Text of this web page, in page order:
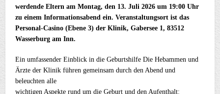
werdende Eltern am Montag, den 13. Juli 2026 um 19:00 Uhr
zu einem Informationsabend ein. Veranstaltungsort ist das
Personal-Casino (Ebene 3) der Klinik, Gabersee 1, 83512
Wasserburg am Inn.
Ein umfassender Einblick in die Geburtshilfe Die Hebammen und
Ärzte der Klinik führen gemeinsam durch den Abend und
beleuchten alle
wichtigen Aspekte rund um die Geburt und den Aufenthalt: